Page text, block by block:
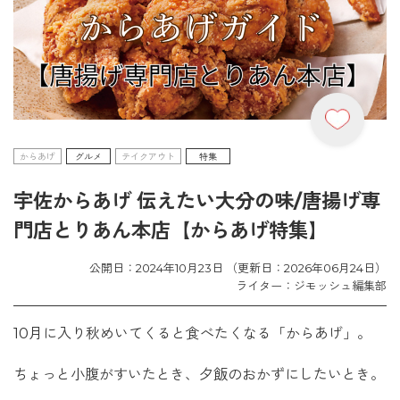
からあげ グルメ テイクアウト 特集
宇佐からあげ 伝えたい大分の味/唐揚げ専
門店とりあん本店【からあげ特集】
公開日：2024年10月23日 （更新日：2026年06月24日）
ライター：ジモッシュ編集部
10月に入り秋めいてくると食べたくなる「からあげ」。
ちょっと小腹がすいたとき、夕飯のおかずにしたいとき。